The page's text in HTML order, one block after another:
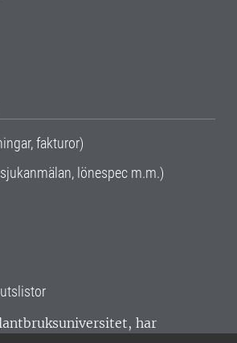
fakturor)
lönespec m.m.)
har